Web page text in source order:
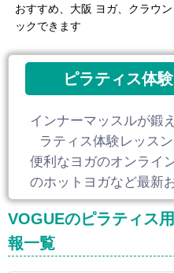
おすすめ、大阪 ヨガ、クラウ
ックできます
ピラティス体
インナーマッスルが鍛
ラティス体験レッス
便利なヨガのオンライ
のホットヨガなど最
VOGUEのピラティス
報一覧